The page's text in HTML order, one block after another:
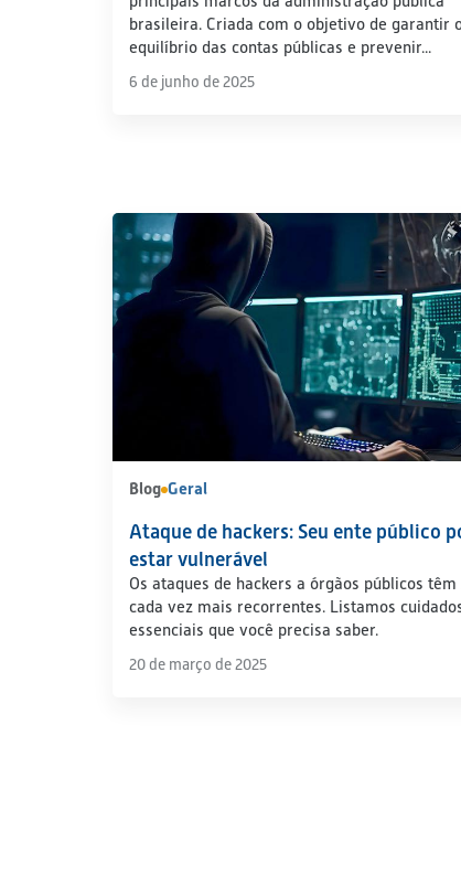
brasileira. Criada com o objetivo de garantir
equilíbrio das contas públicas e prevenir...
6 de junho de 2025
Blog Geral
Ataque de hackers: Seu ente público
estar vulnerável
Os ataques de hackers a órgãos públicos têm
cada vez mais recorrentes. Listamos
essenciais que você precisa saber.
20 de março de 2025